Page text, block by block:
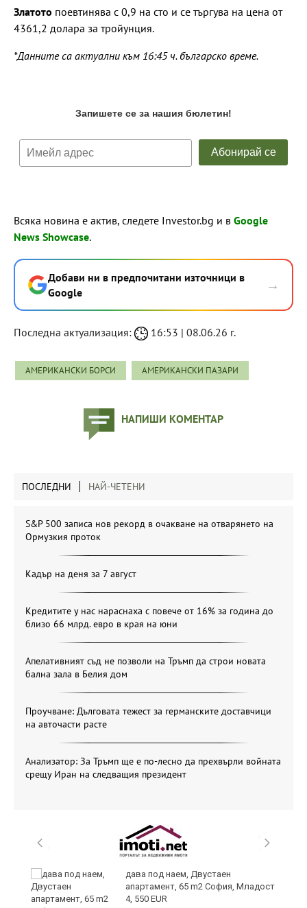
Златото поевтинява с 0,9 на сто и се търгува на цена от
4361,2 долара за тройунция.
*Данните са актуални към 16:45 ч. българско време.
Всяка новина е актив, следете Investor.bg и в Google
News Showcase.
Добави ни в предпочитани източници в
Google
→
Последна актуализация: 16:53 | 08.06.26 г.
АМЕРИКАНСКИ БОРСИ АМЕРИКАНСКИ ПАЗАРИ
НАПИШИ КОМЕНТАР
ПОСЛЕДНИ НАЙ-ЧЕТЕНИ
S&P 500 записа нов рекорд в очакване на отварянето на
Ормузкия проток
Кадър на деня за 7 август
Кредитите у нас нараснаха с повече от 16% за година до
близо 66 млрд. евро в края на юни
Апелативният съд не позволи на Тръмп да строи новата
бална зала в Белия дом
Проучване: Дълговата тежест за германските доставчици
на авточасти расте
Анализатор: За Тръмп ще е по-лесно да прехвърли войната
срещу Иран на следващия президент
дава под наем, Двустаен
апартамент, 65 m2 София, Младост
4, 550 EUR